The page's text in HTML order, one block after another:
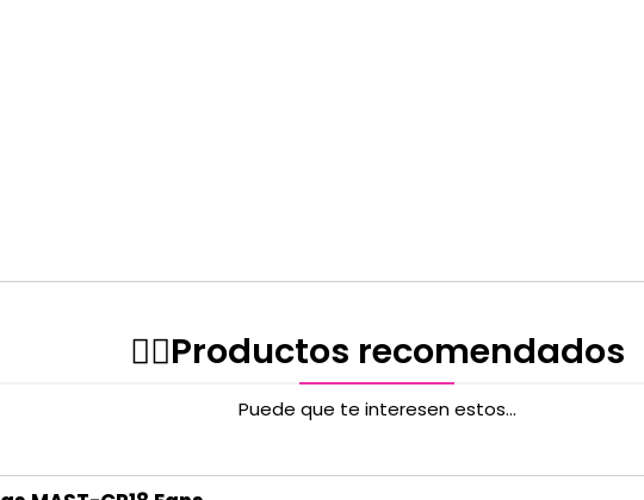
✌🏻️Productos recomendados
Puede que te interesen estos...